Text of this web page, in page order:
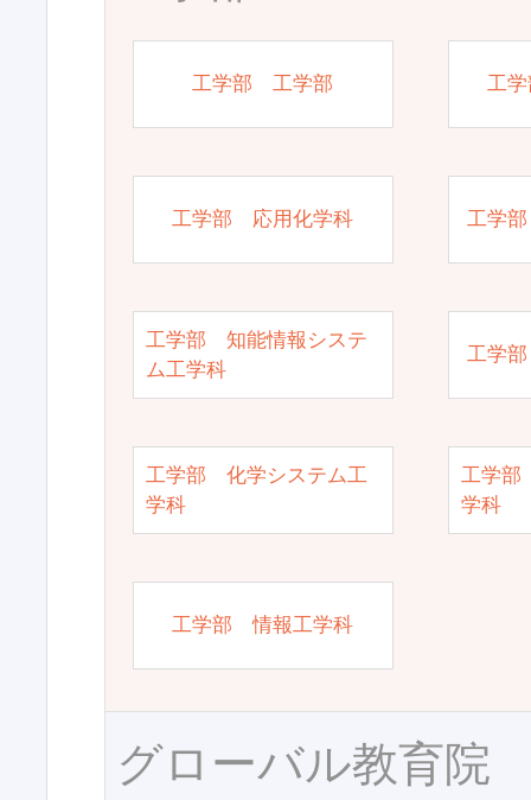
工学部 工学部 工
工学部 応用化学科 工学
工学部 知能情報システ
ム工学科
工学
工学部 化学システム工
学科
工学部
学科
工学部 情報工学科
グローバル教育院